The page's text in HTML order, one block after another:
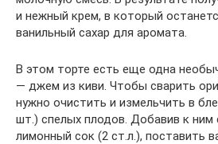
и нежный крем, в который
ванильный сахар для аромата.
В этом торте есть еще одна
— джем из киви. Чтобы сварить
нужно очистить и измельчить в
шт.) спелых плодов. Добавив к ним
лимонный сок (2 ст.л.), поставить